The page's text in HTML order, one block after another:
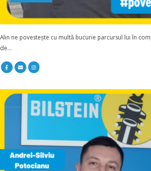
Alin ne povestește cu multă bucurie parcursul lui în
de...